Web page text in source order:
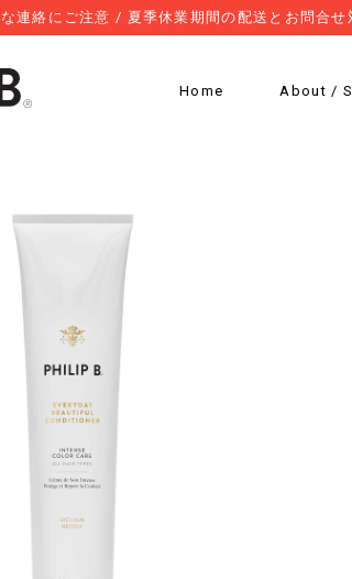
連絡にご注意 / 夏季休業期間の配送とお問合せ
Home About /